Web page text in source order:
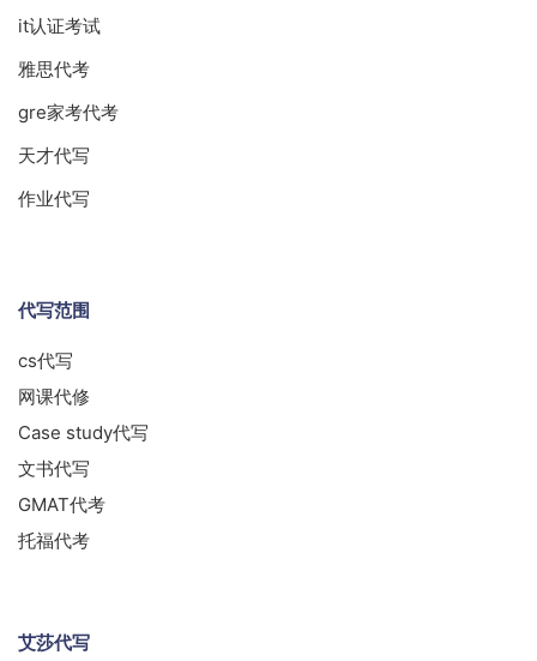
it认证考试
雅思代考
gre家考代考
天才代写
作业代写
代写范围
cs代写
网课代修
Case study代写
文书代写
GMAT代考
托福代考
艾莎代写